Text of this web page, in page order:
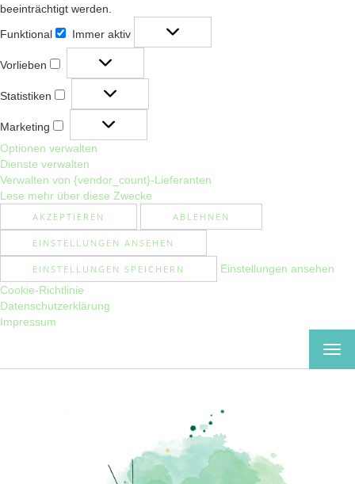
beeinträchtigt werden.
Funktional
Funktional
Immer aktiv
Vorlieben
Vorlieben
Statistiken
Statistiken
Marketing
Marketing
Optionen verwalten
Dienste verwalten
Verwalten von {vendor_count}-Lieferanten
Lese mehr über diese Zwecke
AKZEPTIEREN ABLEHNEN
EINSTELLUNGEN ANSEHEN
EINSTELLUNGEN SPEICHERN
Einstellungen ansehen
Cookie-Richtlinie
Datenschutzerklärung
Impressum